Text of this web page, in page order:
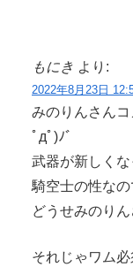
もにき より:
2022年8月23日
みのりんさん
ﾟдﾟ)ﾉ゛
武器が新しくな
騎空士の性なの
どうせみのり
それじゃワム